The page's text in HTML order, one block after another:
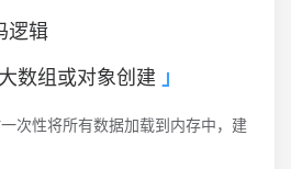
逻辑
数组或对象创建
次性将所有数据加载到内存中，建